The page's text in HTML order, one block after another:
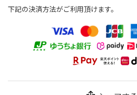
下記の決済方法がご利用頂けます。